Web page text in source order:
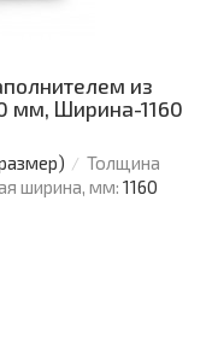
из
мм, Ширина-1160
Толщина
ширина, мм: 1160